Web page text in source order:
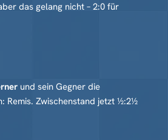
das gelang nicht – 2:0 für
und sein Gegner die
Remis. Zwischenstand jetzt ½:2½